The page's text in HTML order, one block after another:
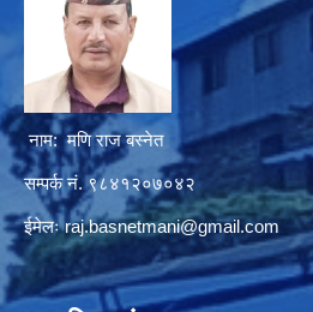
नाम: मणि राज बस्नेत
सम्पर्क नं. ९८४१२०७०४२
ईमेलःraj.basnetmani@gmail.com